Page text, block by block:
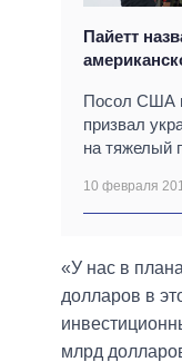
Пайетт
Посол США
призвал
на тяжелый
10 февраля
«У нас в
долларов в
млрд